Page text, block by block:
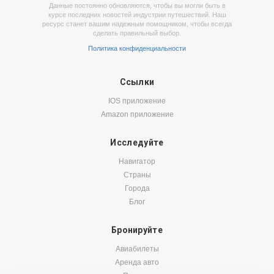
Данные постоянно обновляются, чтобы вы могли быть в
курсе последних новостей индустрии путешествий. Наш
ресурс станет вашим надежным помощником, чтобы всегда
сделать правильный выбор.
Политика конфиденциальности
Ссылки
IOS приложение
Amazon приложение
Исследуйте
Навигатор
Страны
Города
Блог
Бронируйте
Авиабилеты
Аренда авто